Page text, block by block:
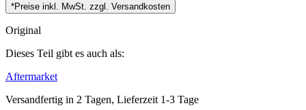
*Preise inkl. MwSt. zzgl. Versandkosten
Original
Dieses Teil gibt es auch als:
Aftermarket
Versandfertig in 2 Tagen, Lieferzeit 1-3 Tage